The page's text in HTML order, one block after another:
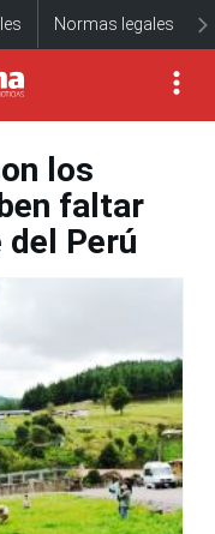
Normas legales
los
faltar
Perú